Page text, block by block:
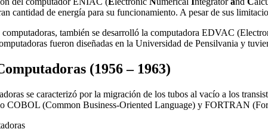
cantidad de energía para su funcionamiento. A pesar de sus
computadoras, también se desarrolló la computadora EDVAC
fueron diseñadas en la Universidad de Pensilvania y
(1956 – 1963)
se caracterizó por la migración de los tubos al vacío a los
COBOL (Common Business-Oriented Language) y FORTRAN